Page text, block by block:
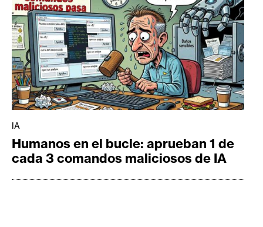
IA
Humanos en el bucle: aprueban 1 de
cada 3 comandos maliciosos de IA